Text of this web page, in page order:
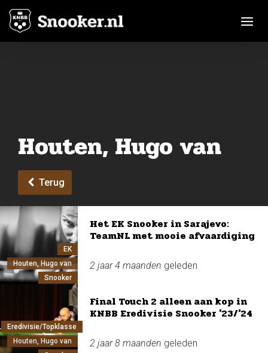
Houten, Hugo van
Terug
EK
Houten, Hugo van
Snooker
Het EK Snooker in Sarajevo:
TeamNL met mooie afvaardiging
2 jaar 4 maanden geleden
Eredivisie/Topklasse
Houten, Hugo van
Final Touch 2 alleen aan kop in
KNBB Eredivisie Snooker '23/'24
2 jaar 8 maanden geleden